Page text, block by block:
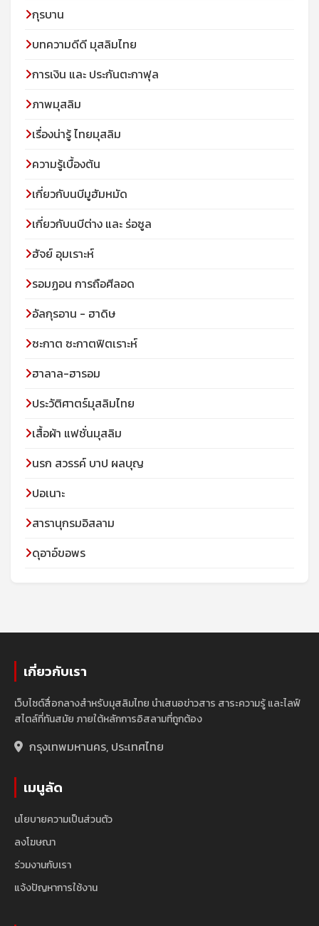
กุรบาน
บทความดีดี มุสลิมไทย
การเงิน และ ประกันตะกาฟุล
ภาพมุสลิม
เรื่องน่ารู้ ไทยมุสลิม
ความรู้เบื้องต้น
เกี่ยวกับนบีมูฮัมหมัด
เกี่ยวกับนบีต่าง และ ร่อซูล
ฮัจย์ อุมเราะห์
รอมฏอน การถือศีลอด
อัลกุรอาน - ฮาดิษ
ซะกาต ซะกาตฟิตเราะห์
ฮาลาล-ฮารอม
ประวัติศาตร์มุสลิมไทย
เสื้อผ้า แฟชั่นมุสลิม
นรก สวรรค์ บาป ผลบุญ
ปอเนาะ
สารานุกรมอิสลาม
ดุอาอ์ขอพร
เกี่ยวกับเรา
เว็บไซต์สื่อกลางสำหรับมุสลิมไทย นำเสนอข่าวสาร สาระความรู้ และไลฟ์
สไตล์ที่ทันสมัย ภายใต้หลักการอิสลามที่ถูกต้อง
กรุงเทพมหานคร, ประเทศไทย
เมนูลัด
นโยบายความเป็นส่วนตัว
ลงโฆษณา
ร่วมงานกับเรา
แจ้งปัญหาการใช้งาน